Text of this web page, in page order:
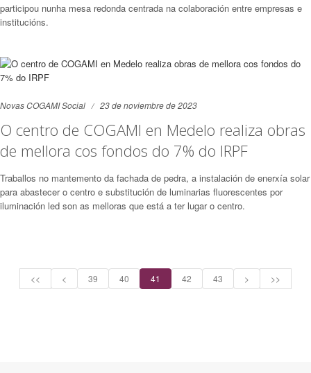
participou nunha mesa redonda centrada na colaboración entre empresas e
institucións.
Novas COGAMI Social 23 de noviembre de 2023
O centro de COGAMI en Medelo realiza obras
de mellora cos fondos do 7% do IRPF
Traballos no mantemento da fachada de pedra, a instalación de enerxía solar
para abastecer o centro e substitución de luminarias fluorescentes por
iluminación led son as melloras que está a ter lugar o centro.
<< < 39 40 41 42 43 > >>